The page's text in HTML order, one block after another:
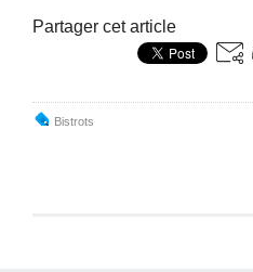
Partager cet article
Bistrots